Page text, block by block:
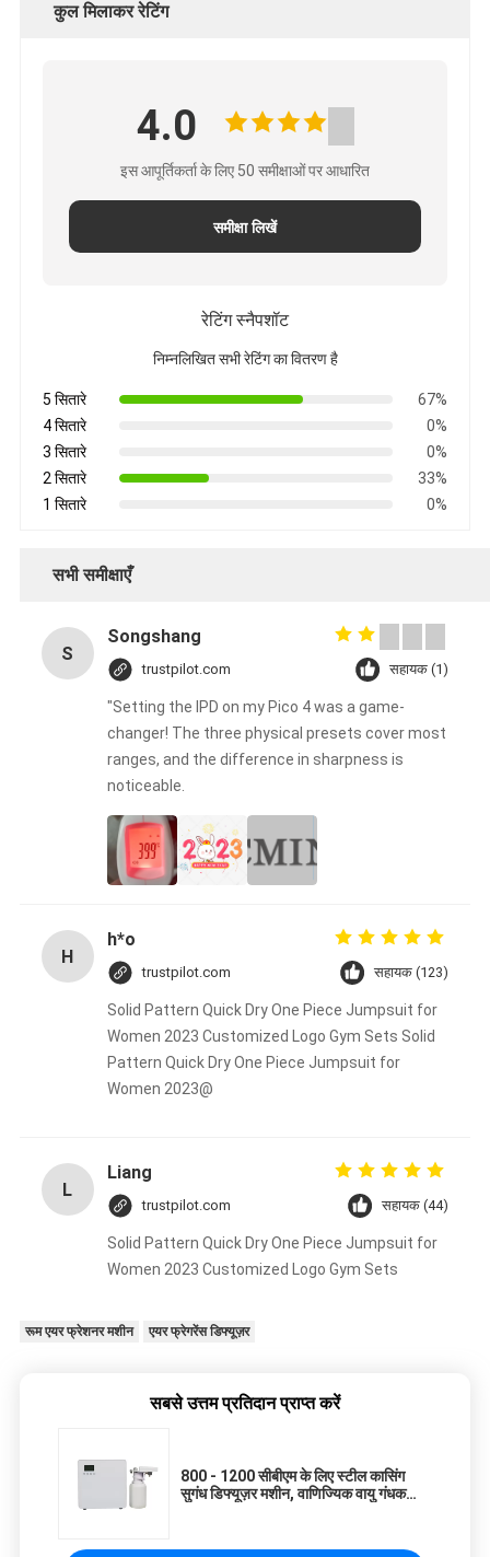
कुल मिलाकर रेटिंग
4.0
इस आपूर्तिकर्ता के लिए 50 समीक्षाओं पर आधारित
समीक्षा लिखें
रेटिंग स्नैपशॉट
निम्नलिखित सभी रेटिंग का वितरण है
5 सितारे
67%
4 सितारे
0%
3 सितारे
0%
2 सितारे
33%
1 सितारे
0%
सभी समीक्षाएँ
S
Songshang
trustpilot.com सहायक (1)
"Setting the IPD on my Pico 4 was a game-
changer! The three physical presets cover most
ranges, and the difference in sharpness is
noticeable.
H
h*o
trustpilot.com सहायक (123)
Solid Pattern Quick Dry One Piece Jumpsuit for
Women 2023 Customized Logo Gym Sets Solid
Pattern Quick Dry One Piece Jumpsuit for
Women 2023@
L
Liang
trustpilot.com सहायक (44)
Solid Pattern Quick Dry One Piece Jumpsuit for
Women 2023 Customized Logo Gym Sets
रूम एयर फ्रेशनर मशीन एयर फ्रेगरेंस डिफ्यूज़र
सबसे उत्तम प्रतिदान प्राप्त करें
800 - 1200 सीबीएम के लिए स्टील कासिंग
सुगंध डिफ्यूज़र मशीन, वाणिज्यिक वायु गंधक